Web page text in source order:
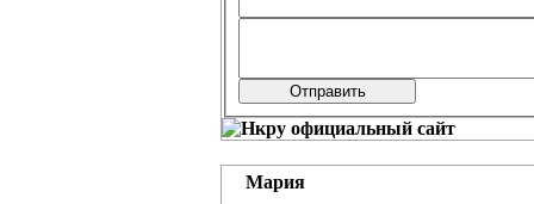
Мария